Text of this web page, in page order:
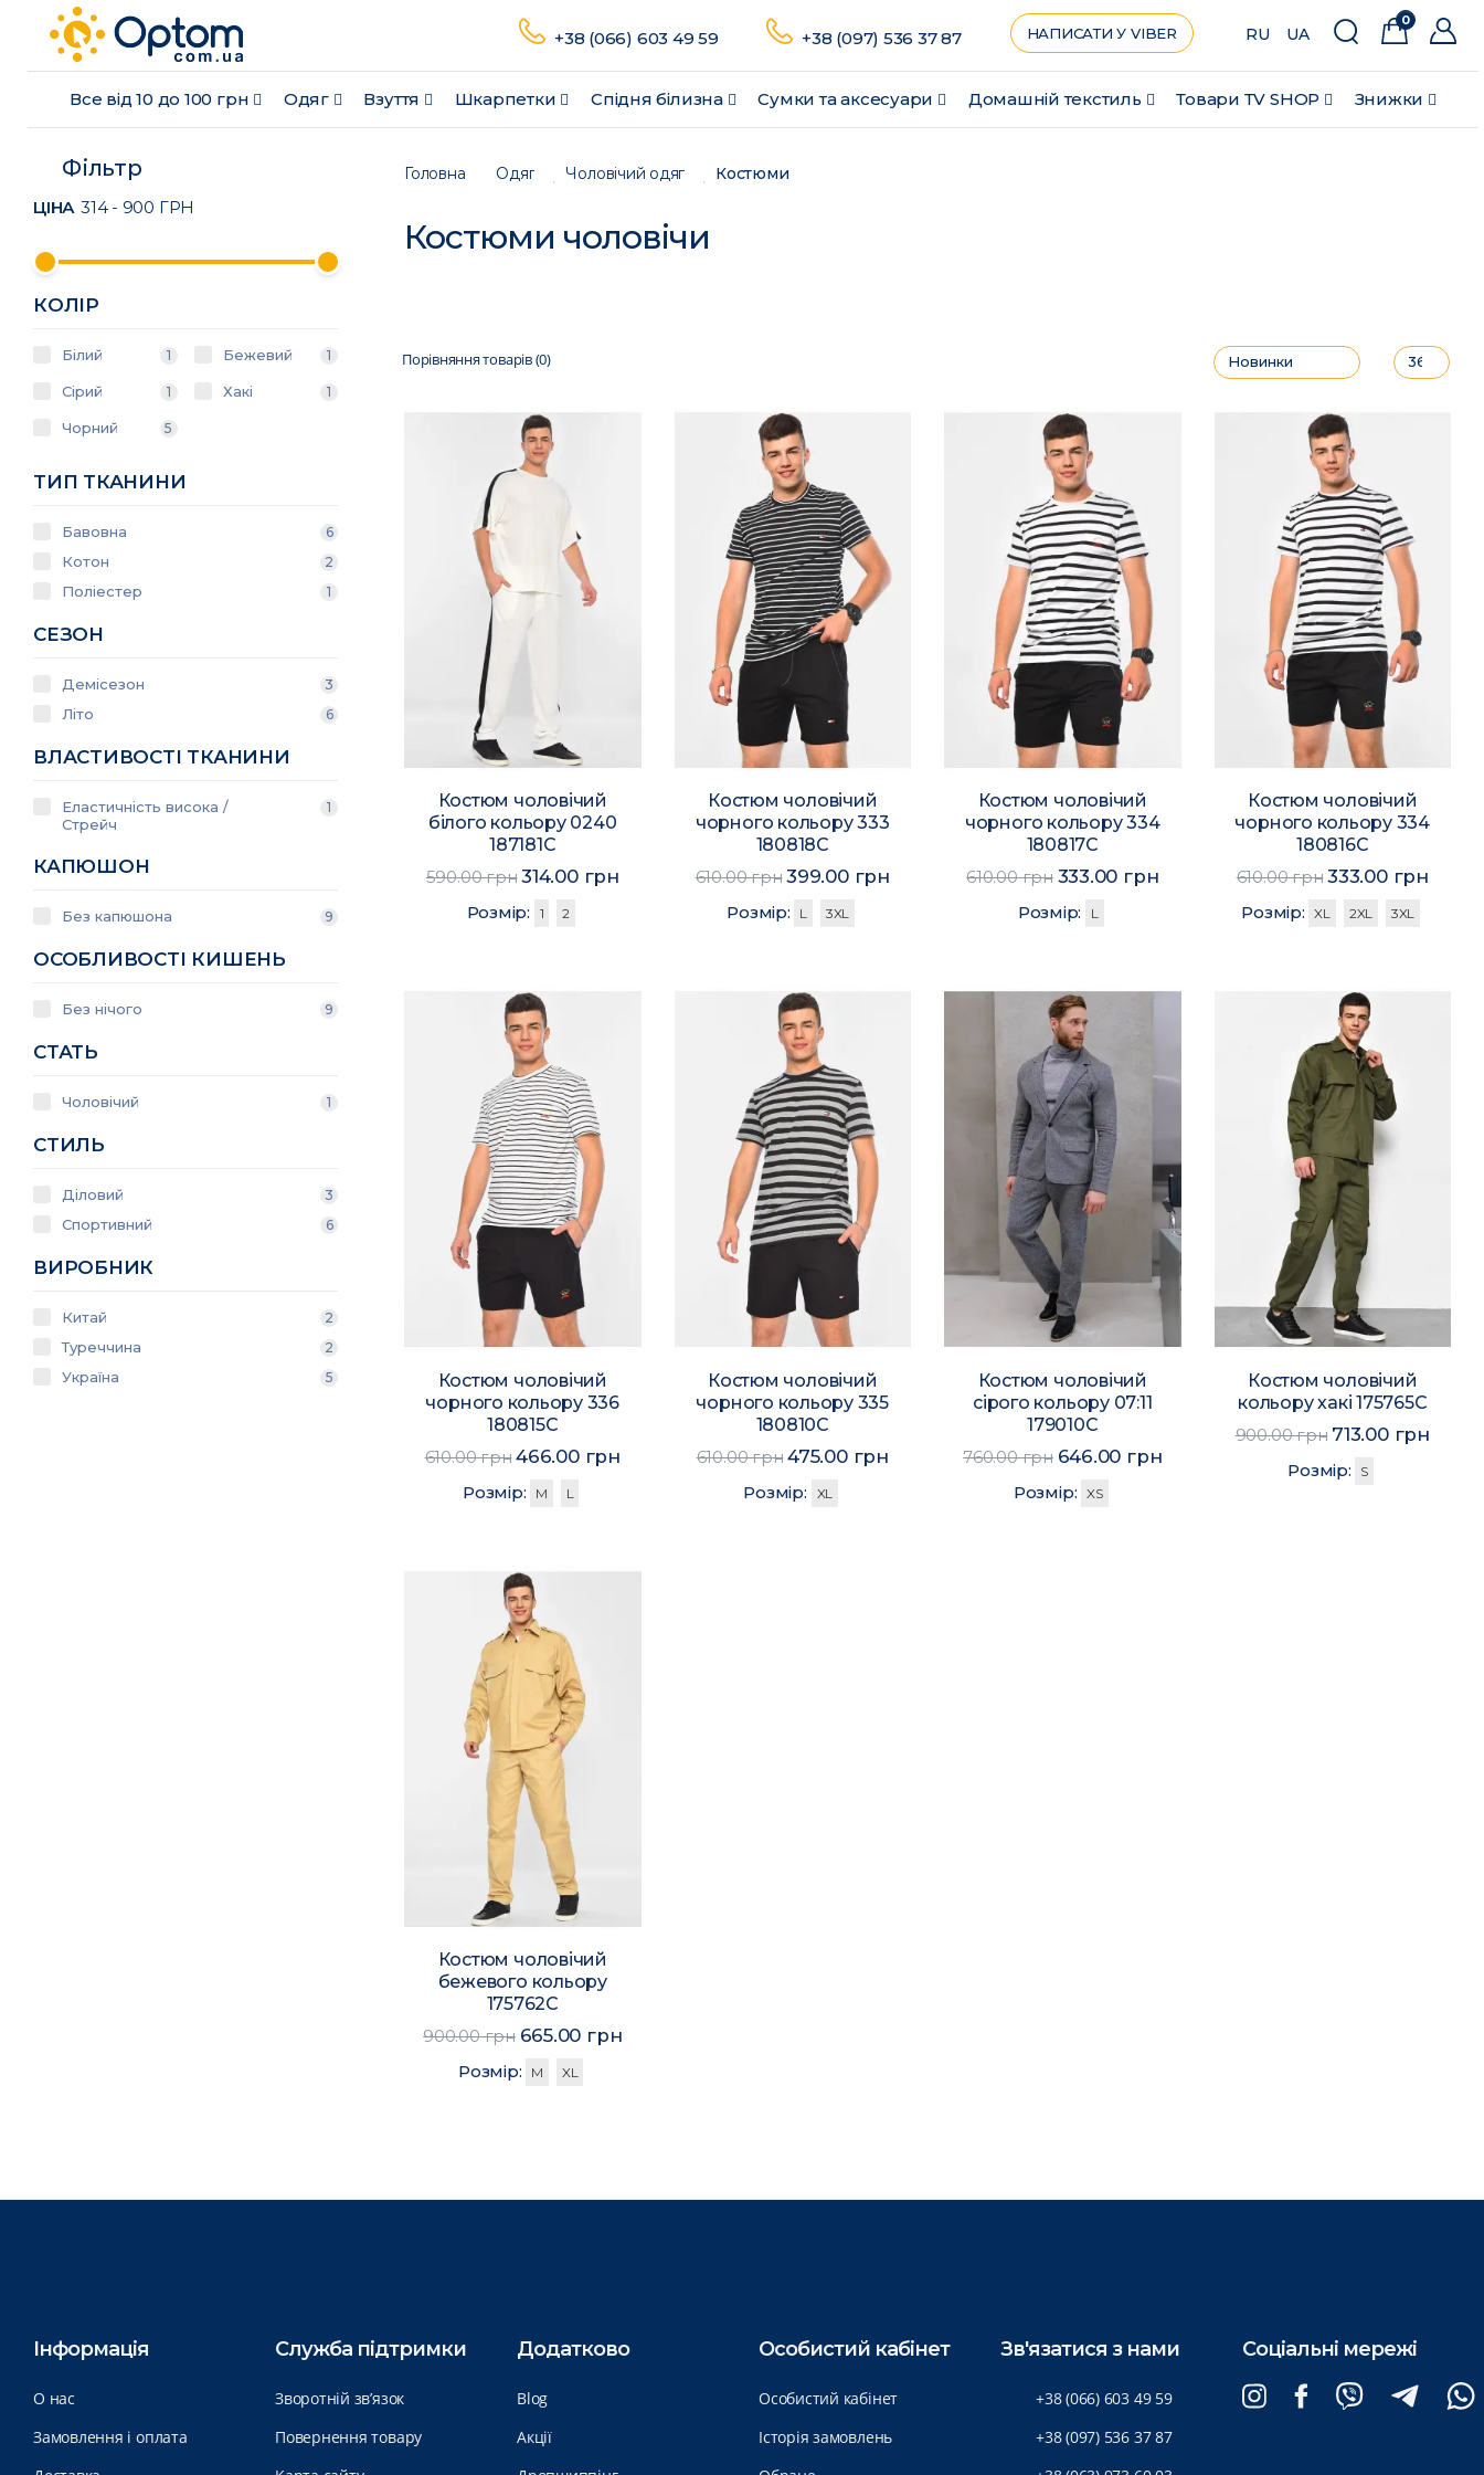
Все від 10 до 100 грн Одяг Взуття Шкарпетки Спідня білизна Сумки та аксесуари Домашній текстиль Товари ТV SHOP Знижки
+38 (066) 603 49 59 +38 (097) 536 37 87 НАПИСАТИ У VIBER RU UA
0
Фільтр
314- 900 ГРН
ЦІНА
КОЛІР
Білий 1 Бежевий 1
Сірий 1 Хакі 1
Чорний 5
ТИП ТКАНИНИ
Бавовна 6
Котон 2
Поліестер 1
СЕЗОН
Демісезон 3
Літо 6
ВЛАСТИВОСТІ ТКАНИНИ
Еластичність висока /
Стрейч
1
КАПЮШОН
Без капюшона 9
ОСОБЛИВОСТІ КИШЕНЬ
Без нічого 9
СТАТЬ
Чоловічий 1
СТИЛЬ
Діловий 3
Спортивний 6
ВИРОБНИК
Китай 2
Туреччина 2
Україна 5
Головна Одяг Чоловічий одяг Костюми
Костюми чоловічи
Порівняння товарів (0)
Костюм чоловічий
білого кольору 0240
187181C
590.00 грн314.00 грн
Розмір: 1 2
Костюм чоловічий
чорного кольору 333
180818C
610.00 грн399.00 грн
Розмір: L 3XL
Костюм чоловічий
чорного кольору 334
180817C
610.00 грн 333.00 грн
Розмір: L
Костюм чоловічий
чорного кольору 334
180816C
610.00 грн333.00 грн
Розмір: XL 2XL 3XL
Костюм чоловічий
чорного кольору 336
180815C
610.00 грн466.00 грн
Розмір: M L
Костюм чоловічий
чорного кольору 335
180810C
610.00 грн475.00 грн
Розмір: XL
Костюм чоловічий
сірого кольору 07:11
179010C
760.00 грн 646.00 грн
Розмір: XS
Костюм чоловічий
кольору хакі 175765C
900.00 грн 713.00 грн
Розмір: S
Костюм чоловічий
бежевого кольору
175762C
900.00 грн 665.00 грн
Розмір: M XL
Інформація
О нас
Замовлення і оплата
Служба підтримки
Зворотній зв’язок
Повернення товару
Додатково
Blog
Акції
Особистий кабінет
Особистий кабінет
Історія замовлень
Зв'язатися з нами
+38 (066) 603 49 59
+38 (097) 536 37 87
Соціальні мережі